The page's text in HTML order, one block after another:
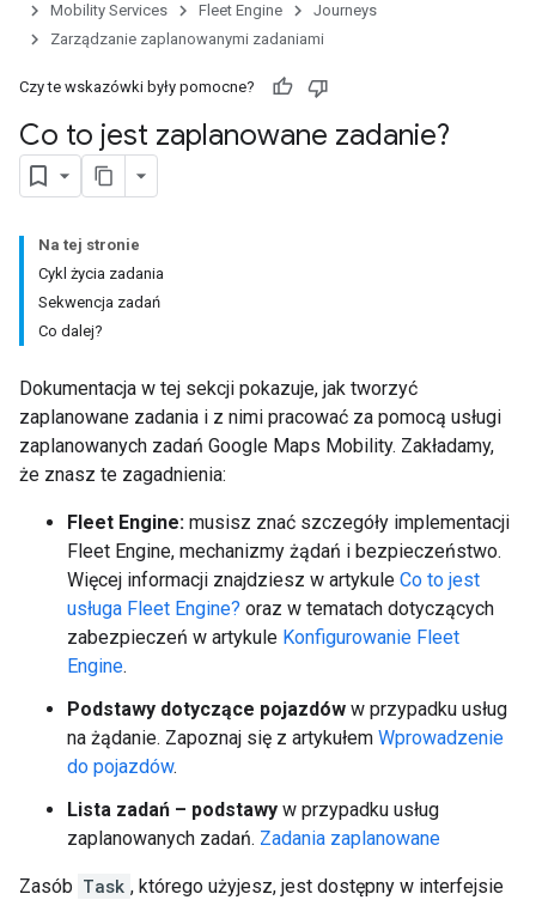
Mobility Services
Fleet Engine
Journeys
Zarządzanie zaplanowanymi zadaniami
Czy te wskazówki były pomocne?
Co to jest zaplanowane zadanie?
Na tej stronie
Cykl życia zadania
Sekwencja zadań
Co dalej?
Dokumentacja w tej sekcji pokazuje, jak tworzyć
zaplanowane zadania i z nimi pracować za pomocą usługi
zaplanowanych zadań Google Maps Mobility. Zakładamy,
że znasz te zagadnienia:
Fleet Engine: musisz znać szczegóły implementacji
Fleet Engine, mechanizmy żądań i bezpieczeństwo.
Więcej informacji znajdziesz w artykule Co to jest
usługa Fleet Engine? oraz w tematach dotyczących
zabezpieczeń w artykule Konfigurowanie Fleet
Engine.
Podstawy dotyczące pojazdów w przypadku usług
na żądanie. Zapoznaj się z artykułem Wprowadzenie
do pojazdów.
Lista zadań – podstawy w przypadku usług
zaplanowanych zadań. Zadania zaplanowane
Zasób Task , którego użyjesz, jest dostępny w interfejsie